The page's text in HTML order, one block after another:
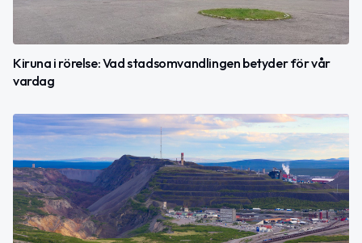
Kiruna i rörelse: Vad stadsomvandlingen betyder för vår
vardag